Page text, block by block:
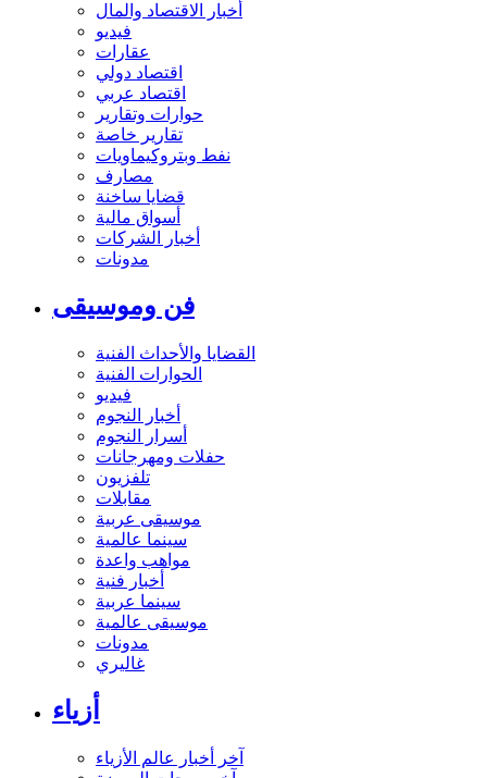
أخبار الاقتصاد والمال
فيديو
عقارات
اقتصاد دولي
اقتصاد عربي
حوارات وتقارير
تقارير خاصة
نفط وبتروكيماويات
مصارف
قضايا ساخنة
أسواق مالية
أخبار الشركات
مدونات
فن وموسيقى
القضايا والأحداث الفنية
الحوارات الفنية
فيديو
أخبار النجوم
أسرار النجوم
حفلات ومهرجانات
تلفزيون
مقابلات
موسيقى عربية
سينما عالمية
مواهب واعدة
أخبار فنية
سينما عربية
موسيقى عالمية
مدونات
غاليري
أزياء
آخر أخبار عالم الأزياء